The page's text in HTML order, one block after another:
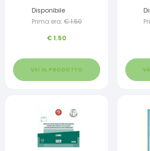
Disponibile
Prima era: €1.50
€1.50
VAI AL PRODOTTO